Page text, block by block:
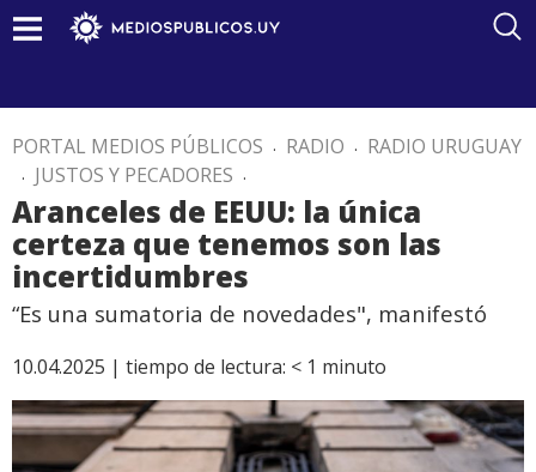
PORTAL MEDIOS PÚBLICOS . RADIO . RADIO URUGUAY
. JUSTOS Y PECADORES .
Aranceles de EEUU: la única
certeza que tenemos son las
incertidumbres
“Es una sumatoria de novedades", manifestó
10.04.2025 | tiempo de lectura: < 1 minuto